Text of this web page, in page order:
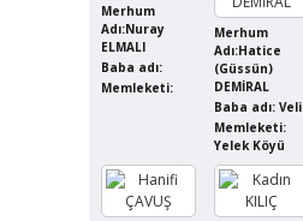
Merhum
Adı:Nuray
ELMALI
Baba adı:
Memleketi:
Merhum
Adı:Hatice
(Güssün)
DEMİRAL
Baba adı: Veli
Memleketi:
Yelek Köyü